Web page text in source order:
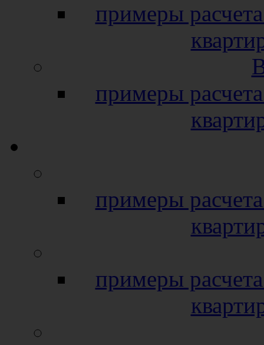
примеры
примеры
примеры
примеры